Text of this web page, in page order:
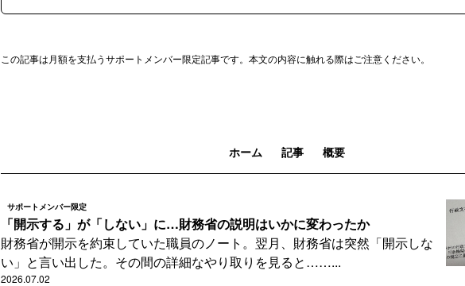
この記事は月額を支払うサポートメンバー限定記事です。本文の内容に触れる際はご注意ください。
ホーム 記事 概要
サポートメンバー限定
「開示する」が「しない」に…財務省の説明はいかに変わったか
財務省が開示を約束していた職員のノート。翌月、財務省は突然「開示しな
い」と言い出した。その間の詳細なやり取りを見ると……...
2026.07.02